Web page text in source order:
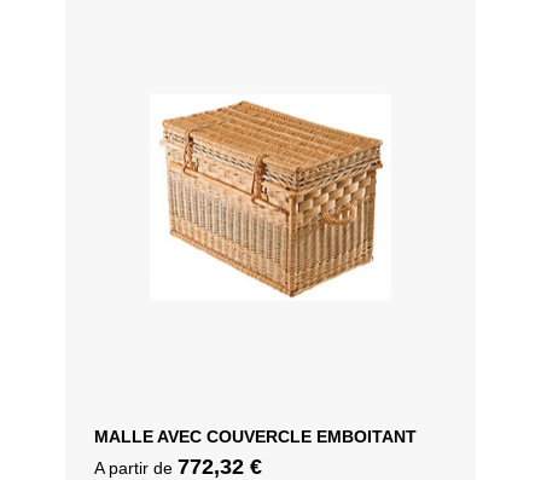
MALLE AVEC COUVERCLE EMBOITANT
A partir de 772,32 €